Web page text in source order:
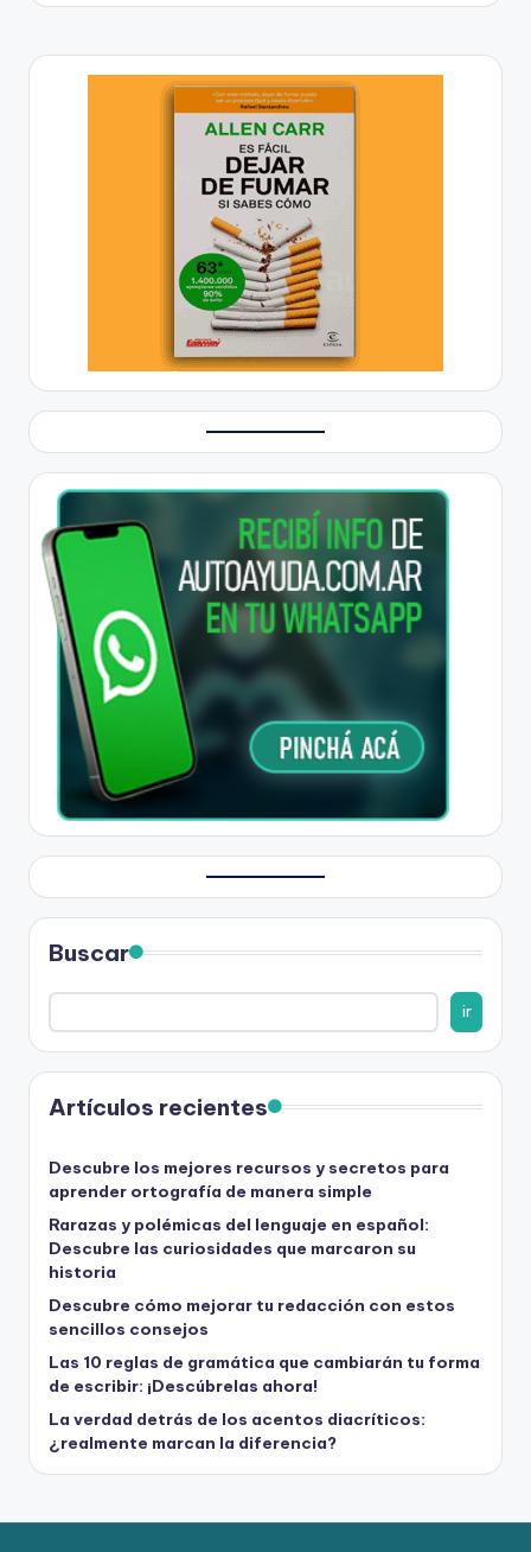
Buscar
ir
Artículos recientes
Descubre los mejores recursos y secretos para
aprender ortografía de manera simple
Rarazas y polémicas del lenguaje en español:
Descubre las curiosidades que marcaron su
historia
Descubre cómo mejorar tu redacción con estos
sencillos consejos
Las 10 reglas de gramática que cambiarán tu forma
de escribir: ¡Descúbrelas ahora!
La verdad detrás de los acentos diacríticos:
¿realmente marcan la diferencia?